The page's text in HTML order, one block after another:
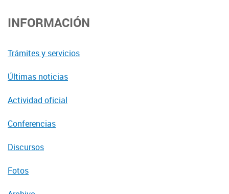
INFORMACIÓN
Trámites y servicios
Últimas noticias
Actividad oficial
Conferencias
Discursos
Fotos